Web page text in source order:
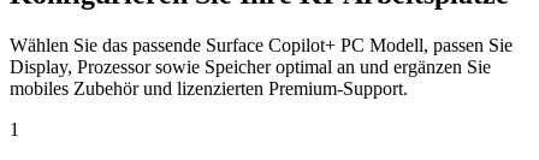
Wählen Sie das passende Surface Copilot+ PC Modell, passen Sie
Display, Prozessor sowie Speicher optimal an und ergänzen Sie
mobiles Zubehör und lizenzierten Premium-Support.
1